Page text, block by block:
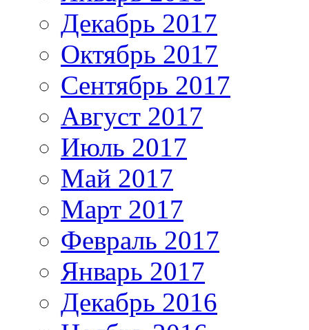
Декабрь 2017
Октябрь 2017
Сентябрь 2017
Август 2017
Июль 2017
Май 2017
Март 2017
Февраль 2017
Январь 2017
Декабрь 2016